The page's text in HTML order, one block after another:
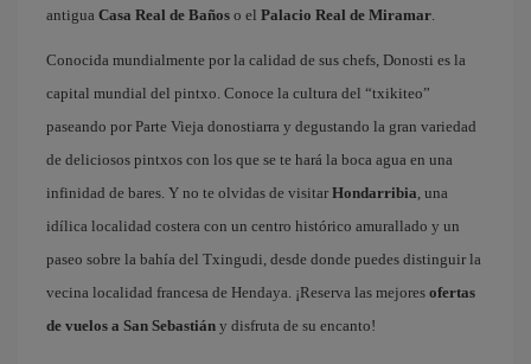
antigua Casa Real de Baños o el Palacio Real de Miramar.
Conocida mundialmente por la calidad de sus chefs, Donosti es la
capital mundial del pintxo. Conoce la cultura del “txikiteo”
paseando por Parte Vieja donostiarra y degustando la gran variedad
de deliciosos pintxos con los que se te hará la boca agua en una
infinidad de bares. Y no te olvidas de visitar Hondarribia, una
idílica localidad costera con un centro histórico amurallado y un
paseo sobre la bahía del Txingudi, desde donde puedes distinguir la
vecina localidad francesa de Hendaya. ¡Reserva las mejores ofertas
de vuelos a San Sebastián y disfruta de su encanto!